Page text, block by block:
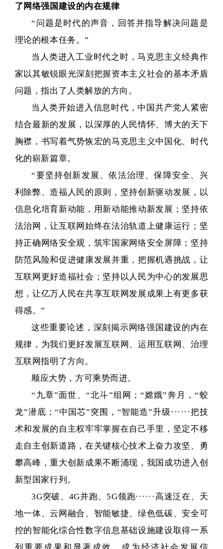
了网络强国建设的内在规律
“问题是时代的声音，回答并指导解决问题是
理论的根本任务。”
当人类进入工业时代之时，马克思主义经典作
家以其敏锐眼光深刻把握资本主义社会的基本矛盾
问题，指出了人类解放的方向。
当人类开始进入信息时代，中国共产党人紧密
结合最新的发展，以深厚的人民情怀、博大的天下
胸襟，书写着气势恢宏的马克思主义中国化、时代
化的崭新篇章。
“要坚持创新发展、依法治理、保障安全、兴
利除弊、造福人民的原则，坚持创新驱动发展，以
信息化培育新动能，用新动能推动新发展；坚持依
法治网，让互联网始终在法治轨道上健康运行；坚
持正确网络安全观，筑牢国家网络安全屏障；坚持
防范风险和促进健康发展并重，把握机遇挑战，让
互联网更好造福社会；坚持以人民为中心的发展思
想，让亿万人民在共享互联网发展成果上有更多获
得感。”
这些重要论述，深刻揭示网络强国建设的内在
规律，为我们更好发展互联网、运用互联网、治理
互联网指明了方向。
顺应大势，方可乘势而进。
“九章”面世、“北斗”组网；“嫦娥”奔月，“蛟
龙”潜底；“中国芯”突围，“智能造”升级······把技
术和发展的自主权牢牢掌握在自己手里，坚定不移
走自主创新道路，在关键核心技术上奋力攻坚、勇
攀高峰，重大创新成果不断涌现，我国成功进入创
新型国家行列。
3G突破、4G并跑、5G领跑······高速泛在、天
地一体、云网融合、智能敏捷、绿色低碳、安全可
控的智能化综合性数字信息基础设施建设取得一系